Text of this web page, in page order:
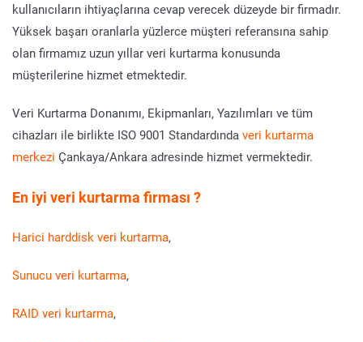
kullanıcıların ihtiyaçlarına cevap verecek düzeyde bir firmadır.
Yüksek başarı oranlarla yüzlerce müşteri referansına sahip
olan firmamız uzun yıllar veri kurtarma konusunda
müşterilerine hizmet etmektedir.
Veri Kurtarma Donanımı, Ekipmanları, Yazılımları ve tüm
cihazları ile birlikte ISO 9001 Standardında veri kurtarma
merkezi Çankaya/Ankara adresinde hizmet vermektedir.
En iyi veri kurtarma firması ?
Harici harddisk veri kurtarma,
Sunucu veri kurtarma,
RAID veri kurtarma,